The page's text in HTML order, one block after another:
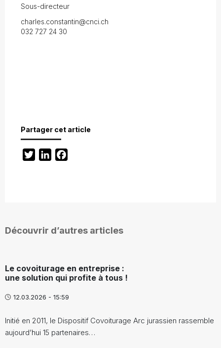
Sous-directeur
charles.constantin@cnci.ch
032 727 24 30
Partager cet article
TwitterLinkedIn
Découvrir d’autres articles
Le covoiturage en entreprise :
une solution qui profite à tous !
12.03.2026 - 15:59
Initié en 2011, le Dispositif Covoiturage Arc jurassien rassemble
aujourd’hui 15 partenaires…